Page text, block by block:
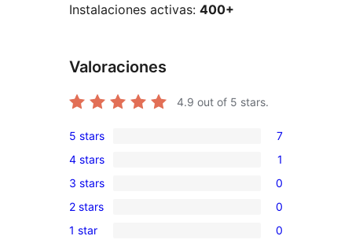
Instalaciones activas: 400+
Valoraciones
4.9 out of 5 stars.
7
5-
star
reviews
5 stars 7
1
4-
star
review
4 stars 1
0
3-
star
3 stars 0
0
2-
2 stars 0
0
1 star 0